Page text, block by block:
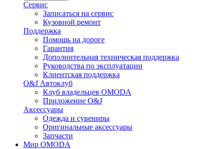
Сервис
Записаться на сервис
Кузовной ремонт
Поддержка
Помощь на дороге
Гарантия
Дополнительная техническая поддержка
Руководства по эксплуатации
Клиентская поддержка
O&J Автоклуб
Клуб владельцев OMODA
Приложение O&J
Аксессуары
Одежда и сувениры
Оригинальные аксессуары
Запчасти
Мир OMODA